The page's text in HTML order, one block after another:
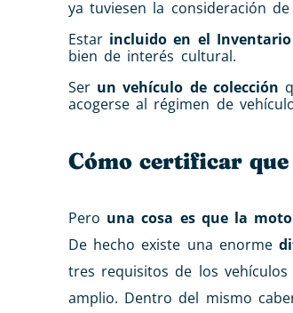
ya tuviesen la consideración
Estar incluido en el Inventario
bien de interés cultural.
Ser un vehículo de colección
acogerse al régimen de
Cómo certificar
Pero una cosa es que la
De hecho existe una enorme
tres requisitos de los
amplio. Dentro del mismo